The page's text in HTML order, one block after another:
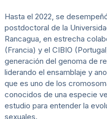
Hasta el 2022, se
postdoctoral de la
Rancagua, en estrecha
(Francia) y el CIBIO
generación del genoma de
liderando el ensamblaje y
que es uno de los
conocidos de una especie
estudio para entender la
sexuales.